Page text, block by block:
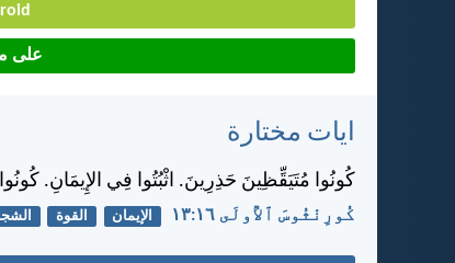
على
ايات مختارة
كُونُوا مُتَيَقِّظِينَ حَذِرِينَ. اثْبُتُوا فِي الإِيمَانِ. كُونُوا
كُورِنْثُوسَ ٱلأُولَى ١٦:‏١٣ الإيمان القوة